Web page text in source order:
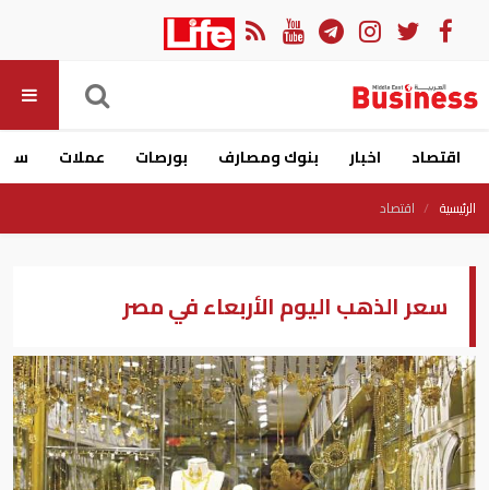
اقتصاد اخبار بنوك ومصارف بورصات عملات
الرئيسية اقتصاد
سعر الذهب اليوم الأربعاء في مصر